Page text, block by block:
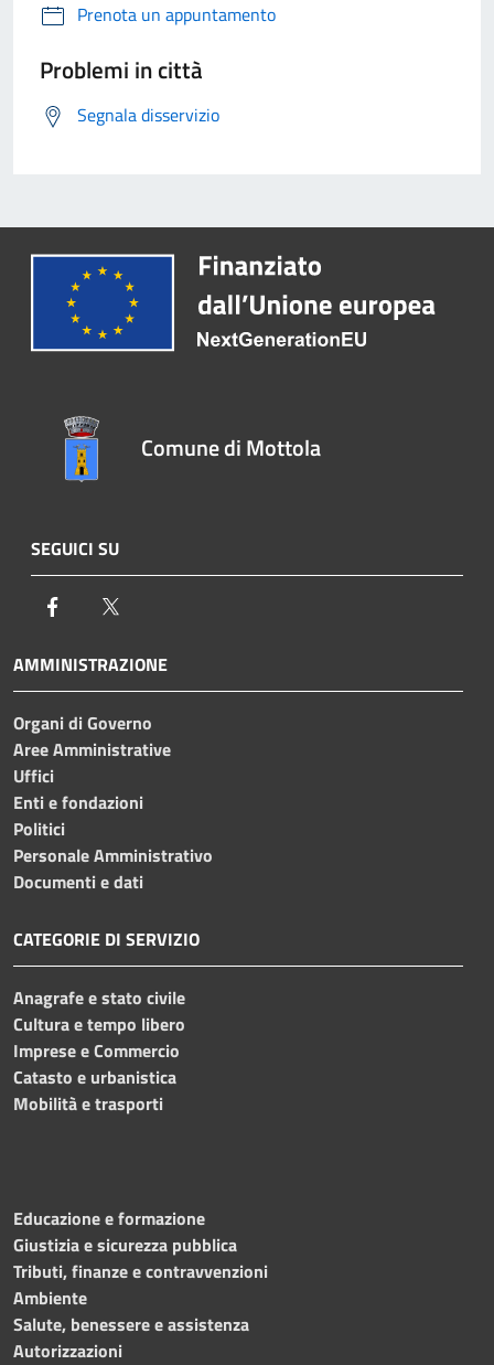
Prenota un appuntamento
Problemi in città
Segnala disservizio
Comune di Mottola
SEGUICI SU
Facebook
AMMINISTRAZIONE
Organi di Governo
Aree Amministrative
Uffici
Enti e fondazioni
Politici
Personale Amministrativo
Documenti e dati
CATEGORIE DI SERVIZIO
Anagrafe e stato civile
Cultura e tempo libero
Imprese e Commercio
Catasto e urbanistica
Mobilità e trasporti
Educazione e formazione
Giustizia e sicurezza pubblica
Tributi, finanze e contravvenzioni
Ambiente
Salute, benessere e assistenza
Autorizzazioni